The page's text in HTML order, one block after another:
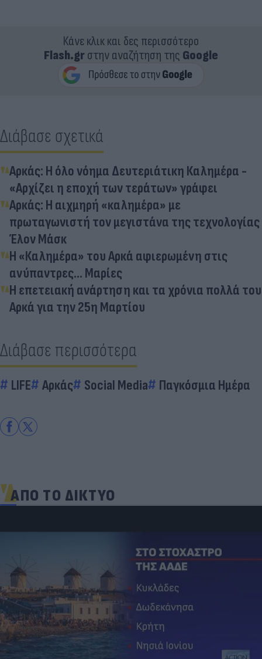
Κάνε κλικ και δες περισσότερο
Flash.grστην αναζήτηση της Google
Διάβασε σχετικά
Αρκάς: Η όλο νόημα Δευτεριάτικη Καλημέρα -
«Αρχίζει η εποχή των τεράτων» γράφει
Αρκάς: Η αιχμηρή «καλημέρα» με
πρωταγωνιστή τον μεγιστάνα της τεχνολογίας
Έλον Μάσκ
Η «Καλημέρα» του Αρκά αφιερωμένη στις
ανύπαντρες... Μαρίες
Η επετειακή ανάρτηση και τα χρόνια πολλά του
Αρκά για την 25η Μαρτίου
Διάβασε περισσότερα
LIFE Αρκάς Social Media Παγκόσμια Ημέρα
ΑΠΟ ΤΟ ΔΙΚΤΥΟ